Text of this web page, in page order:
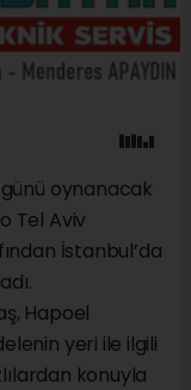
oynanacak
Tel Aviv
İstanbul’da
Hapoel
yeri ile ilgili
konuyla